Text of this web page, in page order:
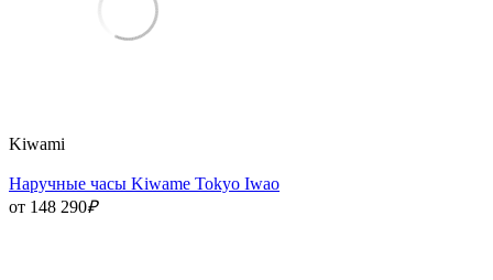
Kiwami
Наручные часы Kiwame Tokyo Iwao
от 148 290₽